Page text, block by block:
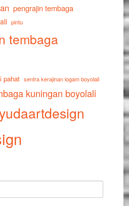
pengrajin tembaga
pintu
tembaga
pahat sentra kerajinan logam boyolali
kuningan boyolali